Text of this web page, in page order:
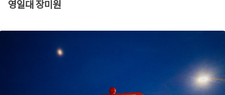
영일대 장미원